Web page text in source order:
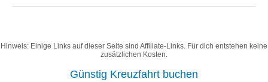
Hinweis: Einige Links auf dieser Seite sind Affiliate-Links. Für dich entstehen keine
zusätzlichen Kosten.
Günstig Kreuzfahrt buchen